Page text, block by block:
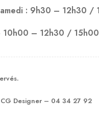
: 9h30 – 12h30 /
10h00 – 12h30 /
Designer – 04 34 27 92